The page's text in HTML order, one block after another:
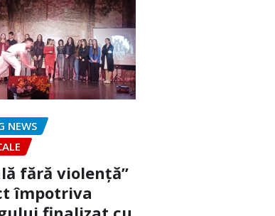
NEWS
fără violență”
împotriva